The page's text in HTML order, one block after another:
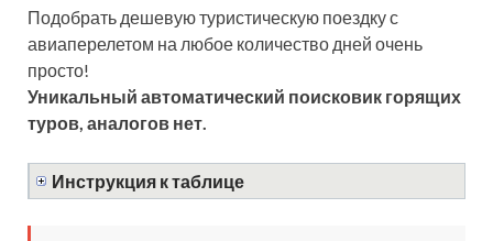
Подобрать дешевую туристическую поездку с
авиаперелетом на любое количество дней очень
просто!
Уникальный автоматический поисковик горящих
туров, аналогов нет.
Инструкция к таблице